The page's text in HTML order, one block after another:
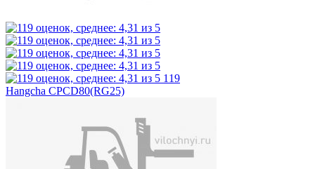
119
Hangcha CPCD80(RG25)